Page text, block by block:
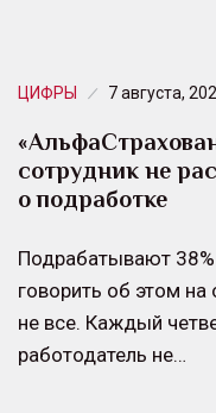
ЦИФРЫ 7 августа,
сотрудник не
о подработке
Подрабатывают
говорить об этом
не все. Каждый
работодатель не…